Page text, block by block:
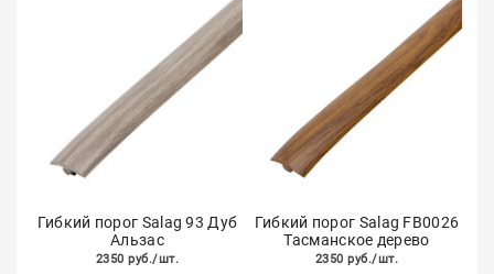
Гибкий порог Salag 93 Дуб
Альзас
2350 руб./шт.
Гибкий порог Salag FB0026
Тасманское дерево
2350 руб./шт.